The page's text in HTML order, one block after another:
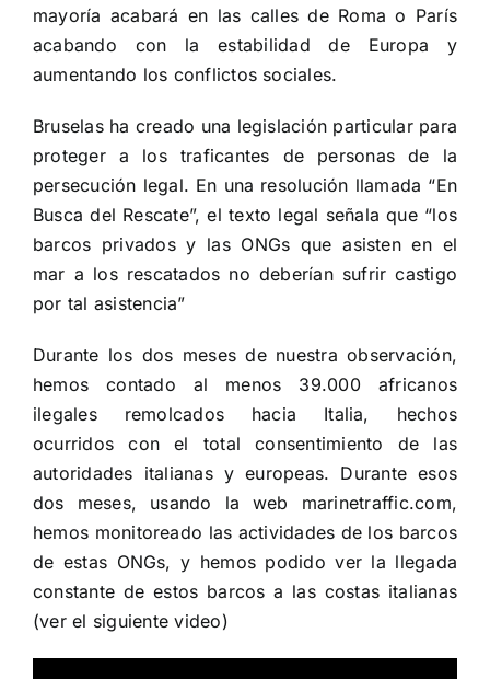
mayoría acabará en las calles de Roma o París
acabando con la estabilidad de Europa y
aumentando los conflictos sociales.
Bruselas ha creado una legislación particular para
proteger a los traficantes de personas de la
persecución legal. En una resolución llamada “En
Busca del Rescate”, el texto legal señala que “los
barcos privados y las ONGs que asisten en el
mar a los rescatados no deberían sufrir castigo
por tal asistencia”
Durante los dos meses de nuestra observación,
hemos contado al menos 39.000 africanos
ilegales remolcados hacia Italia, hechos
ocurridos con el total consentimiento de las
autoridades italianas y europeas. Durante esos
dos meses, usando la web marinetraffic.com,
hemos monitoreado las actividades de los barcos
de estas ONGs, y hemos podido ver la llegada
constante de estos barcos a las costas italianas
(ver el siguiente video)